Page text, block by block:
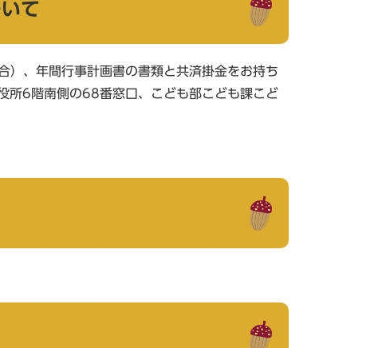
て
、年間行事計画書の書類と共済掛金をお持ち
所6階南側の68番窓口、こども部こども課こど